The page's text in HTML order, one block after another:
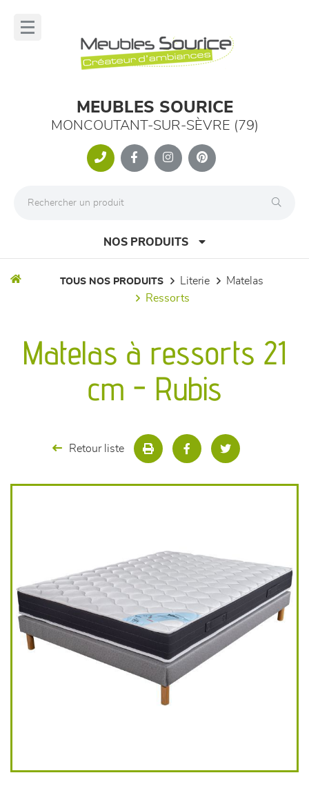
MEUBLES SOURICE
MONCOUTANT-SUR-SÈVRE (79)
NOS PRODUITS
séjours
meubles de complément
TOUS NOS PRODUITS literie
matelas
ressorts
Matelas à ressorts 21
cm - Rubis
Retour liste